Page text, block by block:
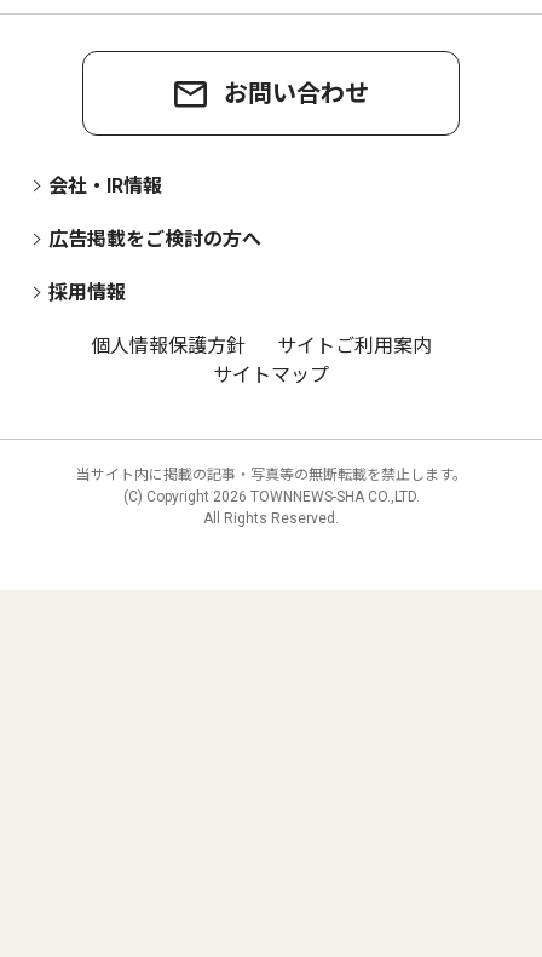
お問い合わせ
会社・IR情報
広告掲載をご検討の方へ
採用情報
個人情報保護方針
サイトご利用案内
サイトマップ
当サイト内に掲載の記事・写真等の無断転載を禁止します。
(C) Copyright 2026 TOWNNEWS-SHA CO.,LTD.
All Rights Reserved.